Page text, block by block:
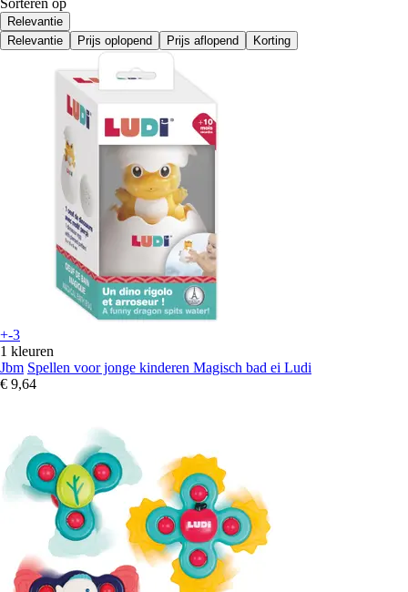
Relevantie
Relevantie
Prijs oplopend Prijs aflopend Korting
+-3
1 kleuren
Jbm Spellen voor jonge kinderen Magisch bad ei Ludi
€ 9,64